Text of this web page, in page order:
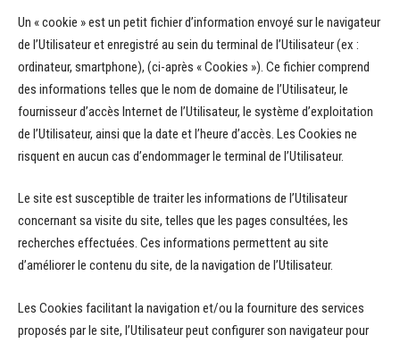
Un « cookie » est un petit fichier d’information envoyé sur le navigateur
de l’Utilisateur et enregistré au sein du terminal de l’Utilisateur (ex :
ordinateur, smartphone), (ci-après « Cookies »). Ce fichier comprend
des informations telles que le nom de domaine de l’Utilisateur, le
fournisseur d’accès Internet de l’Utilisateur, le système d’exploitation
de l’Utilisateur, ainsi que la date et l’heure d’accès. Les Cookies ne
risquent en aucun cas d’endommager le terminal de l’Utilisateur.
Le site est susceptible de traiter les informations de l’Utilisateur
concernant sa visite du site, telles que les pages consultées, les
recherches effectuées. Ces informations permettent au site
d’améliorer le contenu du site, de la navigation de l’Utilisateur.
Les Cookies facilitant la navigation et/ou la fourniture des services
proposés par le site, l’Utilisateur peut configurer son navigateur pour